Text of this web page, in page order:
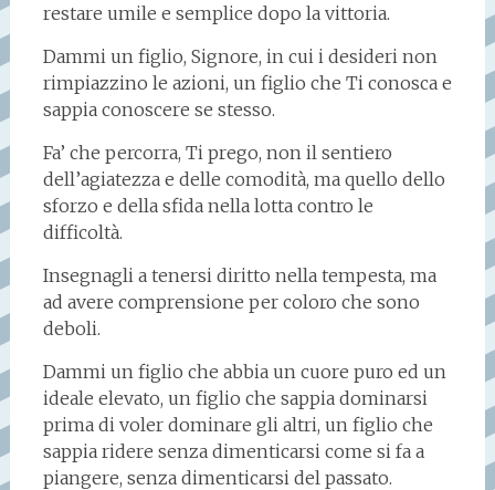
restare umile e semplice dopo la vittoria.
Dammi un figlio, Signore, in cui i desideri non
rimpiazzino le azioni, un figlio che Ti conosca e
sappia conoscere se stesso.
Fa’ che percorra, Ti prego, non il sentiero
dell’agiatezza e delle comodità, ma quello dello
sforzo e della sfida nella lotta contro le
difficoltà.
Insegnagli a tenersi diritto nella tempesta, ma
ad avere comprensione per coloro che sono
deboli.
Dammi un figlio che abbia un cuore puro ed un
ideale elevato, un figlio che sappia dominarsi
prima di voler dominare gli altri, un figlio che
sappia ridere senza dimenticarsi come si fa a
piangere, senza dimenticarsi del passato.